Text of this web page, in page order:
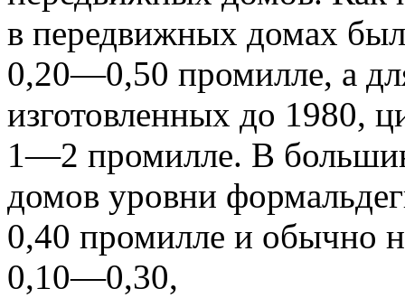
в передвижных домах
0,20—0,50 промилле, а
изготовленных до 1980,
1—2 промилле. В
домов уровни
0,40 промилле и обычно
0,10—0,30,